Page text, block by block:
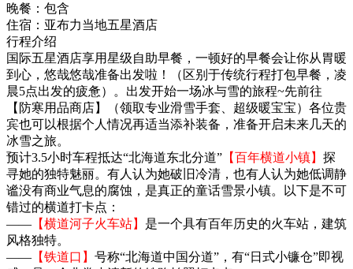
晚餐： 包含
住宿： 亚布力当地五星酒店
行程介绍
国际五星酒店享用星级自助早餐，一顿好的早餐会让你从胃暖
到心，悠哉悠哉准备出发啦！（区别于传统行程打包早餐，凌
晨5点出发的疲惫）。出发开始一场冰与雪的旅程~先前往
【防寒用品商店】（领取专业滑雪手套、超级暖宝宝）各位贵
宾也可以根据个人情况再适当添补装备，准备开启未来几天的
冰雪之旅。
预计3.5小时车程抵达“北海道东北分道” 【百年横道小镇】 探
寻她的独特魅丽。有人认为她破旧冷清，也有人认为她低调静
谧没有商业气息的腐蚀，是真正的童话雪景小镇。以下是不可
错过的横道打卡点：
—— 【横道河子火车站】 是一个具有百年历史的火车站，建筑
风格独特。
—— 【铁道口】 号称“北海道中国分道”，有“日式小镰仓”即视